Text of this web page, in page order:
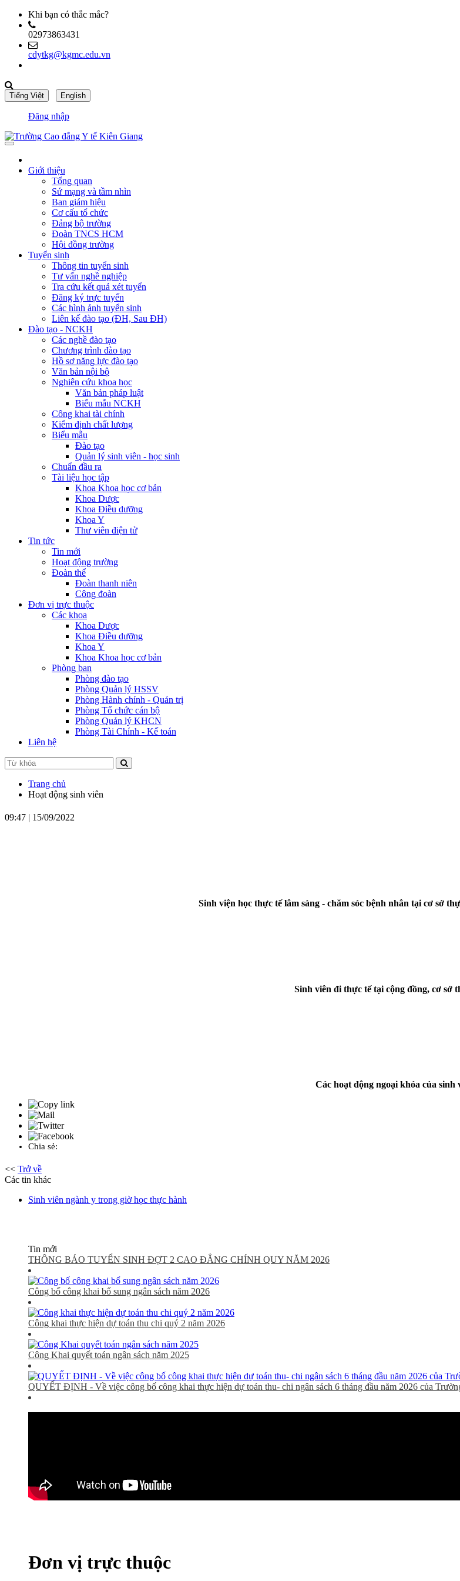
Khi bạn có thắc mắc?
02973863431
cdytkg@kgmc.edu.vn
Đăng nhập
Giới thiệu
Tổng quan
Sứ mạng và tầm nhìn
Ban giám hiệu
Cơ cấu tổ chức
Đảng bộ trường
Đoàn TNCS HCM
Hội đồng trường
Tuyển sinh
Thông tin tuyển sinh
Tư vấn nghề nghiệp
Tra cứu kết quả xét tuyển
Đăng ký trực tuyến
Các hình ảnh tuyển sinh
Liên kế đào tạo (ĐH, Sau ĐH)
Đào tạo - NCKH
Các nghề đào tạo
Chương trình đào tạo
Hồ sơ năng lực đào tạo
Văn bản nội bộ
Nghiên cứu khoa học
Văn bản pháp luật
Biểu mẫu NCKH
Công khai tài chính
Kiểm định chất lượng
Biểu mẫu
Đào tạo
Quản lý sinh viên - học sinh
Chuẩn đầu ra
Tài liệu học tập
Khoa Khoa học cơ bản
Khoa Dược
Khoa Điều dưỡng
Khoa Y
Thư viên điện tử
Tin tức
Tin mới
Hoạt động trường
Đoàn thể
Đoàn thanh niên
Công đoàn
Đơn vị trực thuộc
Các khoa
Khoa Dược
Khoa Điều dưỡng
Khoa Y
Khoa Khoa học cơ bản
Phòng ban
Phòng đào tạo
Phòng Quản lý HSSV
Phòng Hành chính - Quản trị
Phòng Tổ chức cán bộ
Phòng Quản lý KHCN
Phòng Tài Chính - Kế toán
Liên hệ
Trang chủ
Hoạt động sinh viên
09:47 | 15/09/2022
Sinh viện học thực tế lâm sàng - chăm sóc bệnh nhân tại cơ sở
Sinh viên đi thực tế tại cộng đồng, cơ sở
Các hoạt động ngoại khóa của sinh
Chia sẻ:
<< Trở về
Các tin khác
Sinh viên ngành y trong giờ học thực hành
Tin mới
THÔNG BÁO TUYỂN SINH ĐỢT 2 CAO ĐẲNG CHÍNH QUY NĂM 2026
Công bố công khai bổ sung ngân sách năm 2026
Công khai thực hiện dự toán thu chi quý 2 năm 2026
Công Khai quyết toán ngân sách năm 2025
QUYẾT ĐỊNH - Về việc công bố công khai thực hiện dự toán thu- chi ngân sách 6 tháng đầu năm 2026 của
Đơn vị trực thuộc